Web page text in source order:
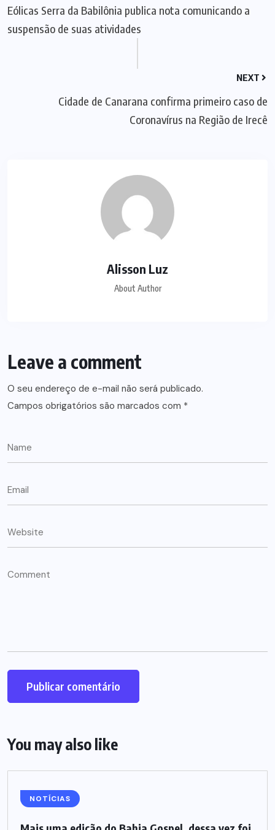
Eólicas Serra da Babilônia publica nota comunicando a
suspensão de suas atividades
NEXT
Cidade de Canarana confirma primeiro caso de
Coronavírus na Região de Irecê
Alisson Luz
About Author
Leave a comment
O seu endereço de e-mail não será publicado.
Campos obrigatórios são marcados com *
You may also like
NOTÍCIAS